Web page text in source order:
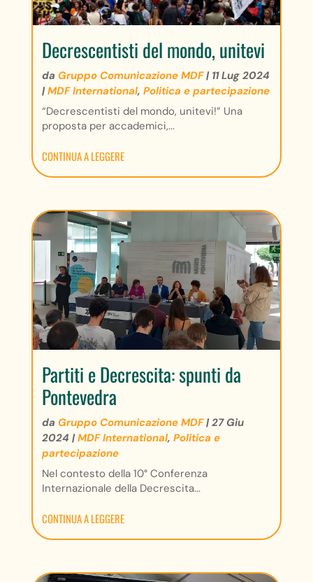
Decrescentisti del mondo, unitevi
da Gruppo Comunicazione MDF| 11 Lug 2024
|MDF International, Politica e partecipazione
“Decrescentisti del mondo, unitevi!” Una
proposta per accademici,...
CONTINUA A LEGGERE
Partiti e Decrescita: spunti da
Pontevedra
da Gruppo Comunicazione MDF|27 Giu
2024 |MDF International, Politica e
partecipazione
Nel contesto della 10° Conferenza
Internazionale della Decrescita...
CONTINUA A LEGGERE